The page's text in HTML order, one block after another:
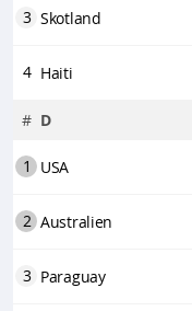
3 Skotland
4 Haiti
# D
1 USA
2 Australien
3 Paraguay